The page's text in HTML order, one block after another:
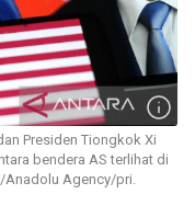
Presiden Tiongkok Xi
bendera AS terlihat di
Anadolu Agency/pri.